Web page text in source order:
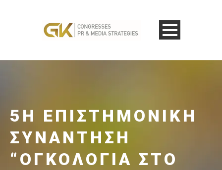
5Η ΕΠΙΣΤΗΜΟΝΙΚΉ
ΣΥΝΆΝΤΗΣΗ
“ΟΓΚΟΛΟΓΙΑ ΣΤΟ